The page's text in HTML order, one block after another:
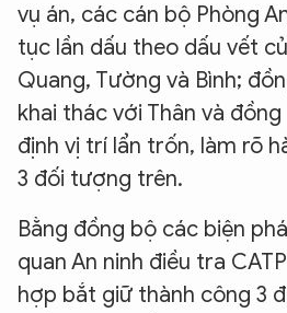
vụ án, các cán bộ Phòng
tục lần dấu theo dấu vết
Quang, Tường và Bình;
khai thác với Thân và
định vị trí lẩn trốn, làm rõ
3 đối tượng trên.
Bằng đồng bộ các biện
quan An ninh điều tra
hợp bắt giữ thành công 3